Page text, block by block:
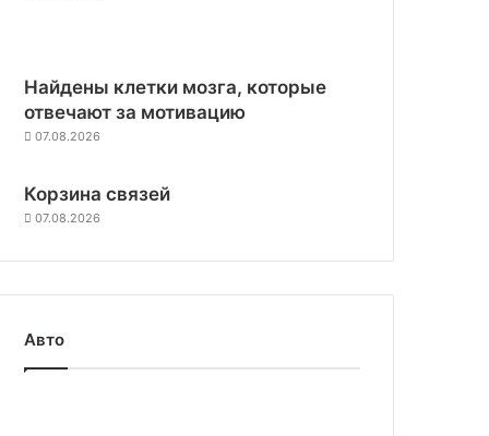
Найдены клетки мозга, которые
отвечают за мотивацию
07.08.2026
Корзина связей
07.08.2026
Авто